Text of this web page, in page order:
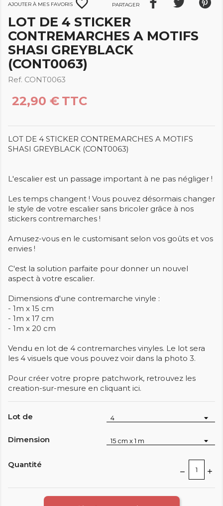
Ajouter à mes favoris favorite_border Partager
LOT DE 4 STICKER
CONTREMARCHES A MOTIFS
SHASI GREYBLACK
(CONT0063)
Ref. CONT0063
22,90 € TTC
LOT DE 4 STICKER CONTREMARCHES A MOTIFS
SHASI GREYBLACK (CONT0063)
L'escalier est un passage important à ne pas négliger !
Les temps changent ! Vous pouvez désormais changer
le style de votre escalier sans bricoler grâce à nos
stickers contremarches !
Amusez-vous en le customisant selon vos goûts et vos
envies !
C'est la solution parfaite pour donner un nouvel
aspect à votre escalier.
Dimensions d'une contremarche vinyle :
- 1m x 15 cm
- 1m x 17 cm
- 1m x 20 cm
Vendu en lot de 4 contremarches vinyles. Le lot sera
les 4 visuels que vous pouvez voir dans la photo 3.
Pour créer votre propre patchwork, retrouvez les
creation-sur-mesure en cliquant ici.
Lot de
Dimension
Quantité